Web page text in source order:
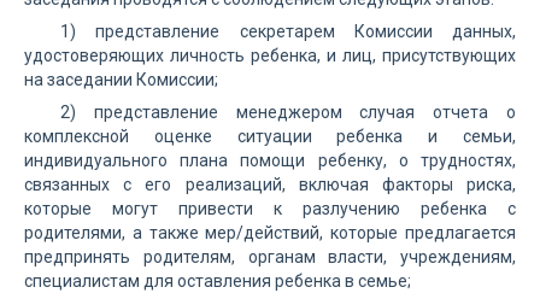
1) представление секретарем Комиссии данных,
удостоверяющих личность ребенка, и лиц, присутствующих
на заседании Комиссии;
2) представление менеджером случая отчета о
комплексной оценке ситуации ребенка и семьи,
индивидуального плана помощи ребенку, о трудностях,
связанных с его реализаций, включая факторы риска,
которые могут привести к разлучению ребенка с
родителями, а также мер/действий, которые предлагается
предпринять родителям, органам власти, учреждениям,
специалистам для оставления ребенка в семье;